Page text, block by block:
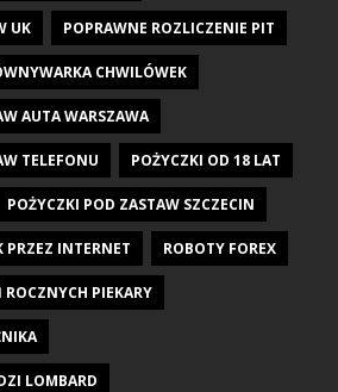
UK POPRAWNE ROZLICZENIE PIT
CHWILÓWEK
AUTA WARSZAWA
TELEFONU POŻYCZKI OD 18 LAT
POŻYCZKI POD ZASTAW SZCZECIN
PRZEZ INTERNET ROBOTY FOREX
PIEKARY
LOMBARD